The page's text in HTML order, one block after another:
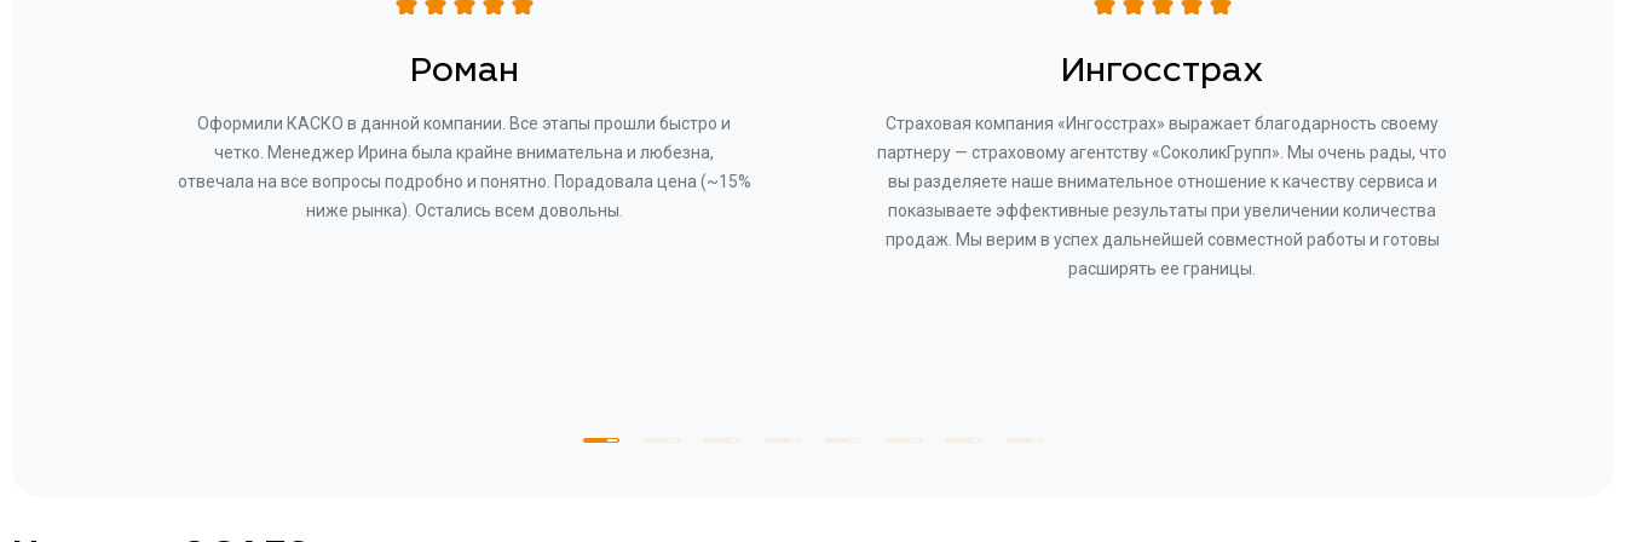
Роман
Оформили КАСКО в данной компании. Все этапы прошли быстро и
четко. Менеджер Ирина была крайне внимательна и любезна,
отвечала на все вопросы подробно и понятно. Порадовала цена (~15%
ниже рынка). Остались всем довольны.
Ингосстрах
Страховая компания «Ингосстрах» выражает благодарность своему
партнеру — страховому агентству «СоколикГрупп». Мы очень рады, что
вы разделяете наше внимательное отношение к качеству сервиса и
показываете эффективные результаты при увеличении количества
продаж. Мы верим в успех дальнейшей совместной работы и готовы
расширять ее границы.